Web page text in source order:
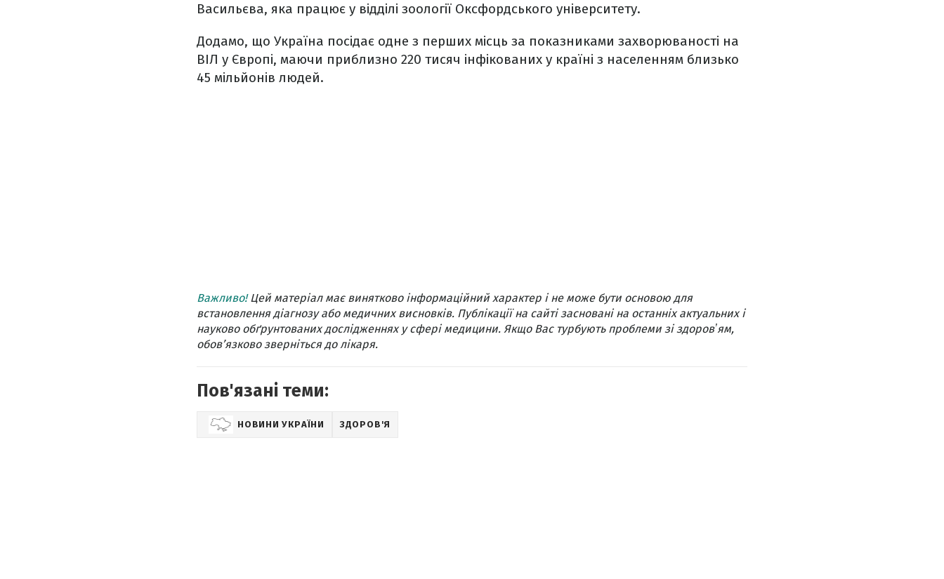
Васильєва, яка працює у відділі зоології Оксфордського університету.
Додамо, що Україна посідає одне з перших місць за показниками захворюваності на
ВІЛ у Європі, маючи приблизно 220 тисяч інфікованих у країні з населенням близько
45 мільйонів людей.
Важливо!Цей матеріал має винятково інформаційний характер і не може бути основою для
встановлення діагнозу або медичних висновків. Публікації на сайті засновані на останніх актуальних і
науково обґрунтованих дослідженнях у сфері медицини. Якщо Вас турбують проблеми зі здоровʼям,
обов’язково зверніться до лікаря.
Пов'язані теми:
НОВИНИ УКРАЇНИ ЗДОРОВ'Я